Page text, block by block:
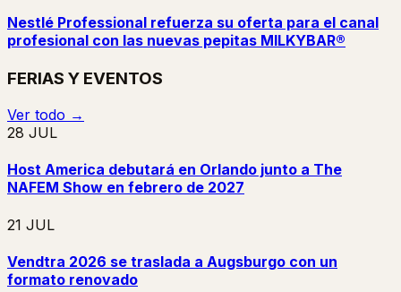
Nestlé Professional refuerza su oferta para el canal
profesional con las nuevas pepitas MILKYBAR®
FERIAS Y EVENTOS
Ver todo →
28 JUL
Host America debutará en Orlando junto a The
NAFEM Show en febrero de 2027
21 JUL
Vendtra 2026 se traslada a Augsburgo con un
formato renovado